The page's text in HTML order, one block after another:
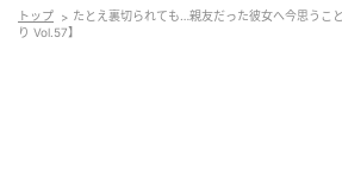
トップ
たとえ裏切られても…親友だった彼女へ今思うこ
り Vol.57】